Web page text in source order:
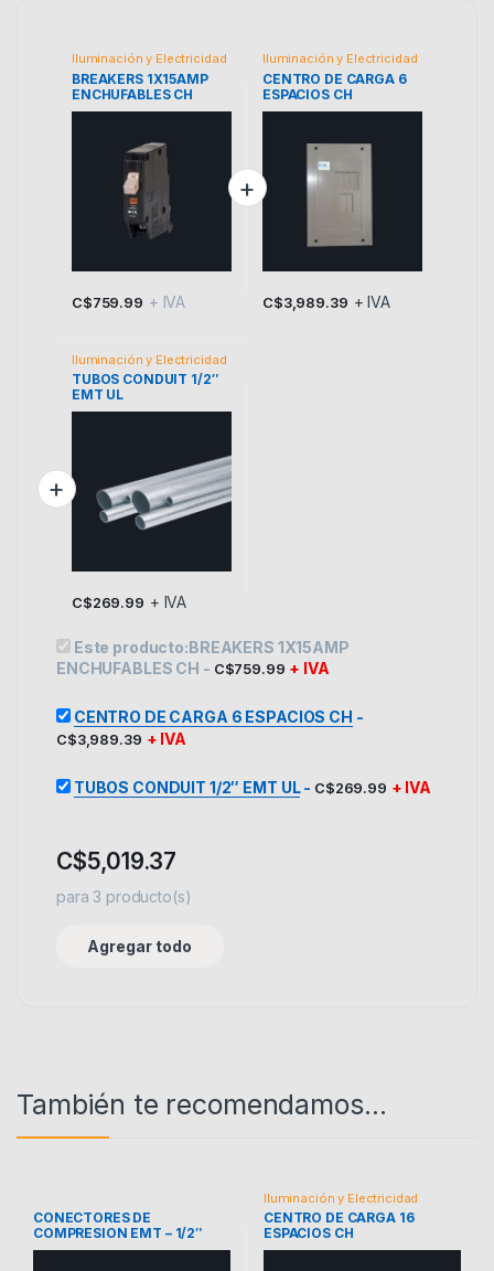
Iluminación y Electricidad
BREAKERS 1X15AMP
ENCHUFABLES CH
C$759.99 + IVA
Iluminación y Electricidad
CENTRO DE CARGA 6
ESPACIOS CH
C$3,989.39 + IVA
Iluminación y Electricidad
TUBOS CONDUIT 1/2″
EMT UL
C$269.99 + IVA
Este producto:BREAKERS 1X15AMP
ENCHUFABLES CH - C$759.99 + IVA
CENTRO DE CARGA 6 ESPACIOS CH -
C$3,989.39 + IVA
TUBOS CONDUIT 1/2″ EMT UL- C$269.99 + IVA
C$5,019.37
para 3 producto(s)
Agregar todo
También te recomendamos…
CONECTORES DE
COMPRESION EMT – 1/2″
Iluminación y Electricidad
CENTRO DE CARGA 16
ESPACIOS CH